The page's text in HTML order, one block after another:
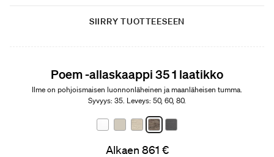
SIIRRY TUOTTEESEEN
Poem -allaskaappi 35 1 laatikko
Ilme on pohjoismaisen luonnonläheinen ja maanläheisen tumma.
Syvyys: 35. Leveys: 50, 60, 80.
Alkaen 861 €